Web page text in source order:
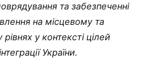
та забезпеченні
на місцевому та
у контексті цілей
України.